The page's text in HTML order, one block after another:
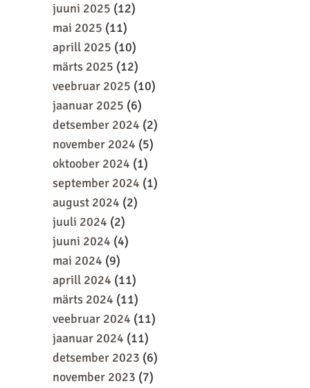
juuni 2025 (12)
mai 2025 (11)
aprill 2025 (10)
märts 2025 (12)
veebruar 2025 (10)
jaanuar 2025 (6)
detsember 2024 (2)
november 2024 (5)
oktoober 2024 (1)
september 2024 (1)
august 2024 (2)
juuli 2024 (2)
juuni 2024 (4)
mai 2024 (9)
aprill 2024 (11)
märts 2024 (11)
veebruar 2024 (11)
jaanuar 2024 (11)
detsember 2023 (6)
november 2023 (7)